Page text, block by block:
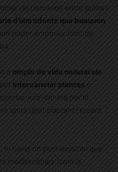
de persones entre grans i
d’uns infants que busquen
poder emportar l’olor de
a omplir de vida natural els
intercanviar plantes o
nos-en una per al
tanta gent plantant i tocant
hi havia un petit mostrari que
mediterrànies (com la